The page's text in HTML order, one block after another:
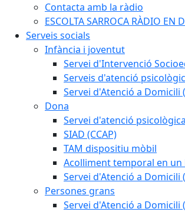
Contacta amb la ràdio
ESCOLTA SARROCA RÀDIO EN
Serveis socials
Infància i joventut
Servei d'Intervenció
Serveis d'atenció
Servei d'Atenció a Domicili
Dona
Servei d'atenció
SIAD (CCAP)
TAM dispositiu mòbil
Acolliment temporal en un
Servei d'Atenció a Domicili
Persones grans
Servei d'Atenció a Domicili